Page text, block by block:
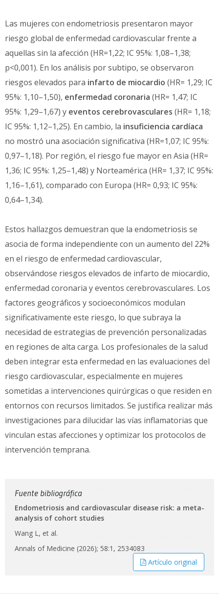
Las mujeres con endometriosis presentaron mayor
riesgo global de enfermedad cardiovascular frente a
aquellas sin la afección (HR=1,22; IC 95%: 1,08–1,38;
p<0,001). En los análisis por subtipo, se observaron
riesgos elevados para infarto de miocardio (HR= 1,29; IC
95%: 1,10–1,50), enfermedad coronaria (HR= 1,47; IC
95%: 1,29–1,67) y eventos cerebrovasculares (HR= 1,18;
IC 95%: 1,12–1,25). En cambio, la insuficiencia cardíaca
no mostró una asociación significativa (HR=1,07; IC 95%:
0,97–1,18). Por región, el riesgo fue mayor en Asia (HR=
1,36; IC 95%: 1,25–1,48) y Norteamérica (HR= 1,37; IC 95%:
1,16–1,61), comparado con Europa (HR= 0,93; IC 95%:
0,64–1,34).
Estos hallazgos demuestran que la endometriosis se
asocia de forma independiente con un aumento del 22%
en el riesgo de enfermedad cardiovascular,
observándose riesgos elevados de infarto de miocardio,
enfermedad coronaria y eventos cerebrovasculares. Los
factores geográficos y socioeconómicos modulan
significativamente este riesgo, lo que subraya la
necesidad de estrategias de prevención personalizadas
en regiones de alta carga. Los profesionales de la salud
deben integrar esta enfermedad en las evaluaciones del
riesgo cardiovascular, especialmente en mujeres
sometidas a intervenciones quirúrgicas o que residen en
entornos con recursos limitados. Se justifica realizar más
investigaciones para dilucidar las vías inflamatorias que
vinculan estas afecciones y optimizar los protocolos de
intervención temprana.
Fuente bibliográfica
Endometriosis and cardiovascular disease risk: a meta-
analysis of cohort studies
Wang L, et al.
Annals of Medicine (2026); 58:1, 2534083
Artículo original